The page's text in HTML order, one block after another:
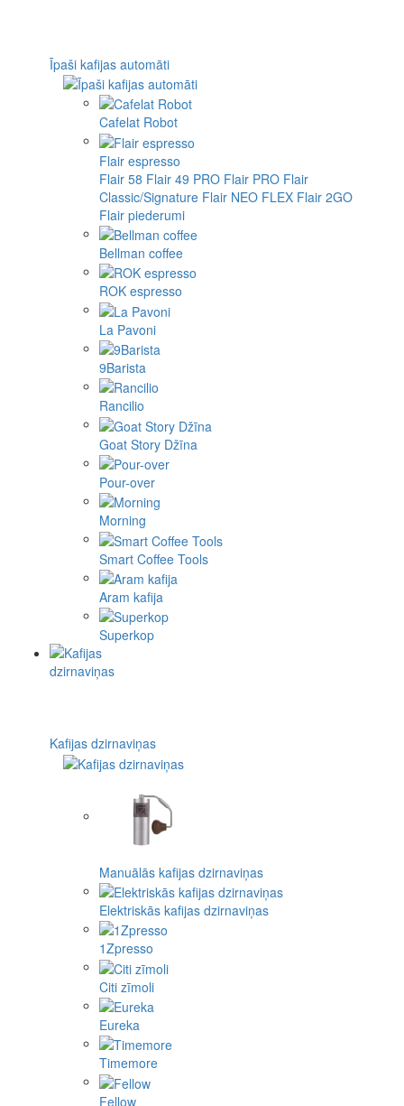
Īpaši kafijas automāti
Cafelat Robot
Flair espresso
Flair 58 Flair 49 PRO Flair PRO Flair
Classic/Signature Flair NEO FLEX Flair 2GO
Flair piederumi
Bellman coffee
ROK espresso
La Pavoni
9Barista
Rancilio
Goat Story Džīna
Pour-over
Morning
Smart Coffee Tools
Aram kafija
Superkop
Kafijas dzirnaviņas
Manuālās kafijas dzirnaviņas
Elektriskās kafijas dzirnaviņas
1Zpresso
Citi zīmoli
Eureka
Timemore
Fellow